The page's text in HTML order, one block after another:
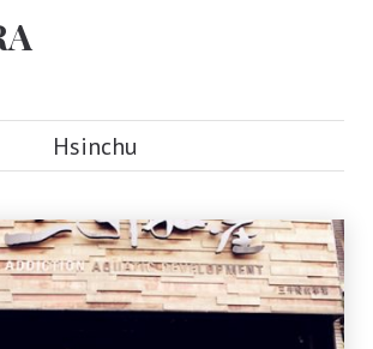
Hsinchu